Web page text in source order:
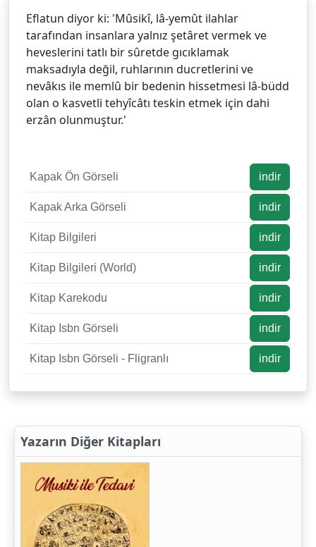
Eflatun diyor ki: 'Mûsikî, lâ-yemût ilahlar
tarafından insanlara yalnız şetâret vermek ve
heveslerini tatlı bir sûretde gıcıklamak
maksadıyla değil, ruhlarının ducretlerini ve
nevâkıs ile memlû bir bedenin hissetmesi lâ-büdd
olan o kasvetli tehyîcâtı teskin etmek için dahi
erzân olunmuştur.'
Kapak Ön Görseli indir
Kapak Arka Görseli indir
Kitap Bilgileri indir
Kitap Bilgileri (World) indir
Kitap Karekodu indir
Kitap Isbn Görseli indir
Kitap Isbn Görseli - Fligranlı indir
Yazarın Diğer Kitapları